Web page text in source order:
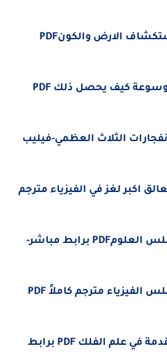
تحميل كتاب إستكشاف الارض والكونPDF
تحميل كتاب -موسوعة كيف يحصل ذلك PDF
الثلاث العظمي-فيليب
اكبر لغز في الفيزياء مترجم
تحميل كتاب أطلس العلومPDF برابط مباشر-
تحميل كتاب اطلس الفيزياء مترجم كاملاً PDF
تحميل كتاب مقدمة في علم الفلك PDF برابط